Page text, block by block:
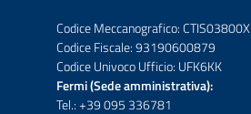
Codice Meccanografico: CTIS03800X
Codice Fiscale: 93190600879
Codice Univoco Ufficio: UFK6KK
Fermi (Sede amministrativa):
Tel.: +39 095 336781